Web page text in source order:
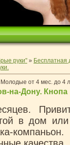
руки" » Бесплатная
Молодые от 4 мес. до 4
на-Дону.
в дом